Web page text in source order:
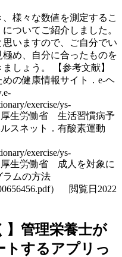
様々な数値を測定するこ
ついてご紹介しました。
いますので、ご自分でい
め、自分に合ったものを
しょう。 【参考文献】
の健康情報サイト．e-ヘ
exercise/ys-
厚生労働省 生活習慣病予
スネット．有酸素運動
exercise/ys-
生労働省 成人を対象に
ラムの方法
） 閲覧日2022
】管理栄養士が
トするアプリっ